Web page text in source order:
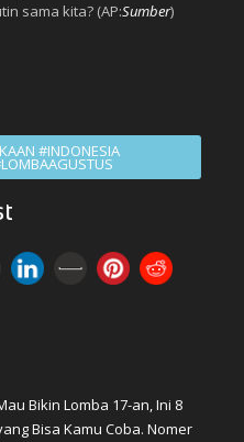
sama kita? (AP:Sumber)
#INDONESIA
Bikin Lomba 17-an, Ini 8
Bisa Kamu Coba. Nomer